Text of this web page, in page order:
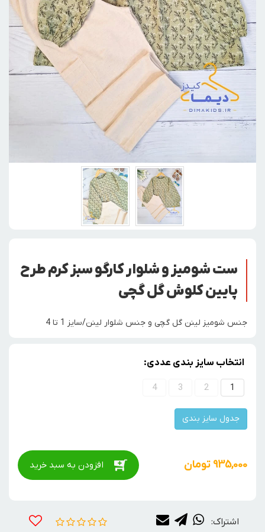
ست شومیز و شلوار کارگو سبز کرم طرح
پایین کلوش گل گچی
جنس شومیز لینن گل گچی و جنس شلوار لینن/سایز 1 تا 4
انتخاب سایز بندی عددی:
1
2
3
4
جدول سایز بندی
935,000 تومان افزودن به سبد خرید
اشتراک: